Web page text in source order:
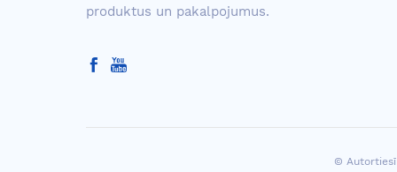
produktus un pakalpojumus.
©